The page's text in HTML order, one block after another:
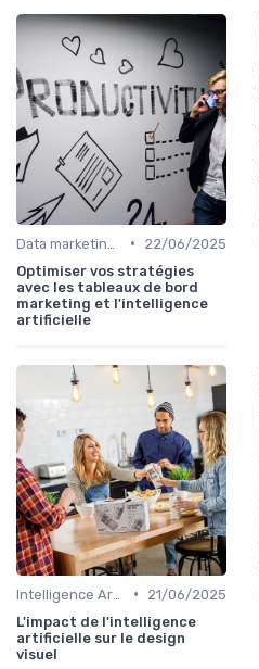
•
22/06/2025
Optimiser vos stratégies
avec les tableaux de bord
marketing et l'intelligence
artificielle
•
21/06/2025
L'impact de l'intelligence
artificielle sur le design
visuel